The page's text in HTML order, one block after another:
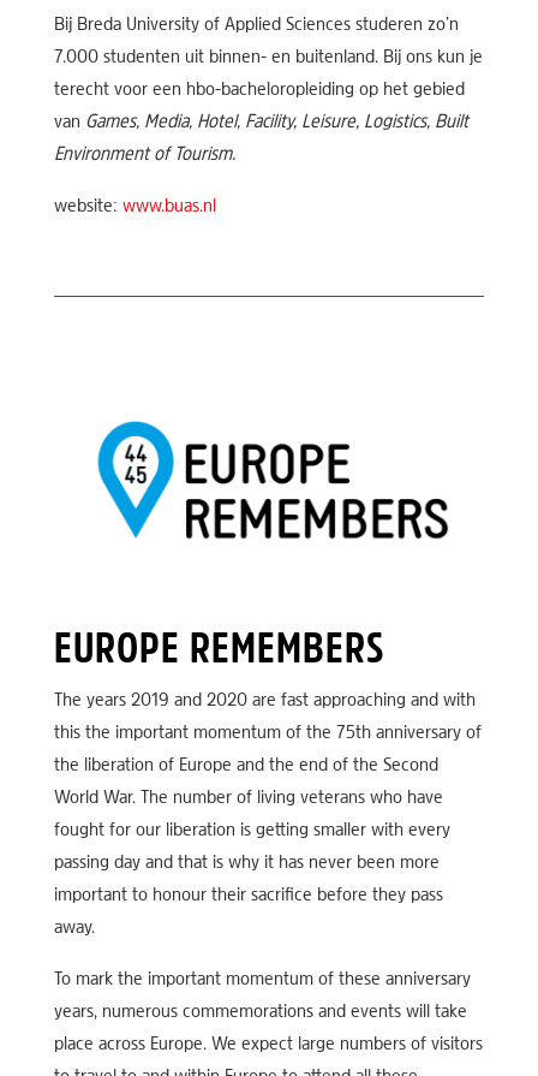
Bij Breda University of Applied Sciences studeren zo’n
7.000 studenten uit binnen- en buitenland. Bij ons kun je
terecht voor een hbo-bacheloropleiding op het gebied
van Games, Media, Hotel, Facility, Leisure, Logistics, Built
Environment of Tourism.
website: www.buas.nl
EUROPE REMEMBERS
The years 2019 and 2020 are fast approaching and with
this the important momentum of the 75th anniversary of
the liberation of Europe and the end of the Second
World War. The number of living veterans who have
fought for our liberation is getting smaller with every
passing day and that is why it has never been more
important to honour their sacrifice before they pass
away.
To mark the important momentum of these anniversary
years, numerous commemorations and events will take
place across Europe. We expect large numbers of visitors